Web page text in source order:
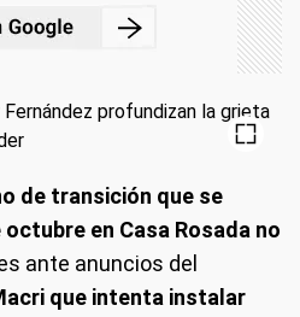
de transición que se
en Casa Rosada no
ante anuncios del
que intenta instalar